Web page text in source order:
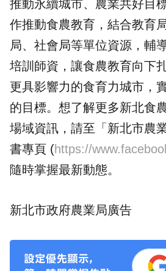
推動永續城市、農業共好目
作推動食農教育，結合教育
局、社會局等單位資源，輔
培訓師資，讓食農教育向下
更具影響力的食育力城市，
的目標。想了解更多新北食
場域資訊，請至「新北市農
書專頁 (https://
隨時掌握最新動態。
新北市政府農業局廣告